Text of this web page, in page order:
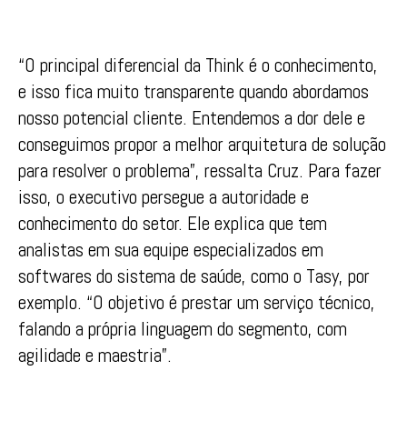
“O principal diferencial da Think é o conhecimento,
e isso fica muito transparente quando abordamos
nosso potencial cliente. Entendemos a dor dele e
conseguimos propor a melhor arquitetura de solução
para resolver o problema”, ressalta Cruz. Para fazer
isso, o executivo persegue a autoridade e
conhecimento do setor. Ele explica que tem
analistas em sua equipe especializados em
softwares do sistema de saúde, como o Tasy, por
exemplo. “O objetivo é prestar um serviço técnico,
falando a própria linguagem do segmento, com
agilidade e maestria”.